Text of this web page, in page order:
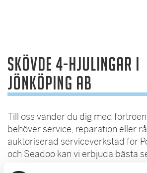
Skövde 4-hjulingar i
Jönköping AB
Till oss vänder du dig med
behöver service, reparation eller
auktoriserad serviceverkstad för
och Seadoo kan vi erbjuda bästa